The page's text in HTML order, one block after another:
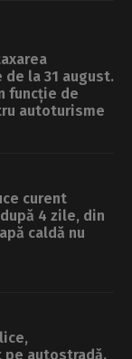
la 31 august.
funcție de
autoturisme
curent
4 zile, din
caldă nu
autostradă.